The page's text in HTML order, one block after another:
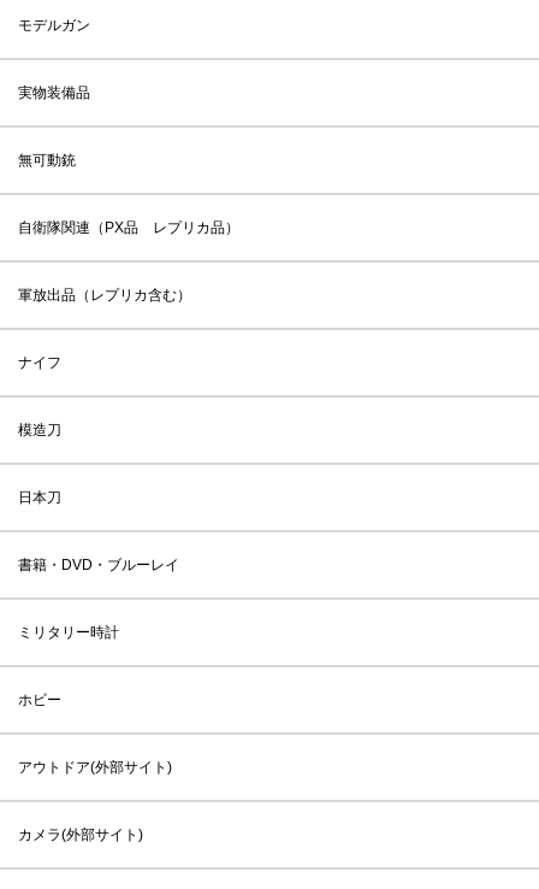
モデルガン
実物装備品
無可動銃
自衛隊関連（PX品 レプリカ品）
軍放出品（レプリカ含む）
ナイフ
模造刀
日本刀
書籍・DVD・ブルーレイ
ミリタリー時計
ホビー
アウトドア(外部サイト)
カメラ(外部サイト)